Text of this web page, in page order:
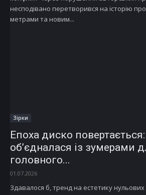
несподівано перетворився на історію
метрами та новим...
Зірки
Епоха диско
об’єдналася із зумерами
головного...
01.07.2026
Здавалося б, тренд на естетику нульових